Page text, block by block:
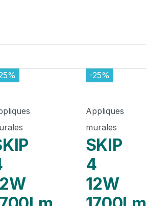
-25%
Appliques
murales
SKIP
4
12W